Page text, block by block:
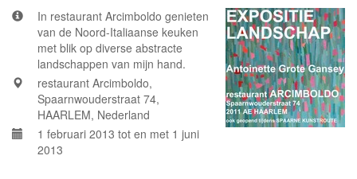
In restaurant Arcimboldo genieten
van de Noord-Italiaanse keuken
met blik op diverse abstracte
landschappen van mijn hand.
restaurant Arcimboldo,
Spaarnwouderstraat 74,
HAARLEM, Nederland
1 februari 2013 tot en met 1 juni
2013